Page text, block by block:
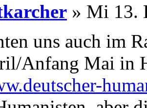
» Mi 13.
uns auch im
Anfang Mai in